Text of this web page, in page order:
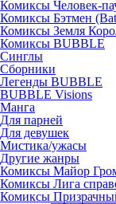
Комиксы Человек-
Комиксы Бэтмен
Комиксы Земля
Комиксы BUBBLE
Синглы
Сборники
Легенды BUBBLE
BUBBLE Visions
Манга
Для парней
Для девушек
Мистика/ужасы
Другие жанры
Комиксы Майор
Комиксы Лига
Комиксы